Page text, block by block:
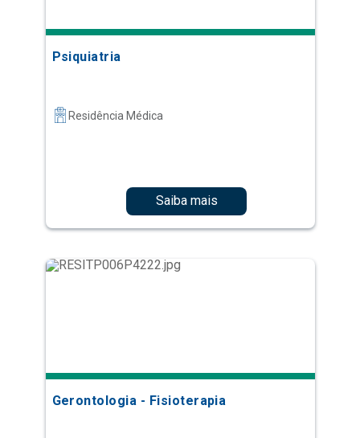
Psiquiatria
Residência Médica
Saiba mais
Gerontologia - Fisioterapia